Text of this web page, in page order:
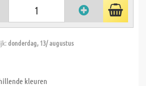
donderdag, 13/ augustus
kleuren